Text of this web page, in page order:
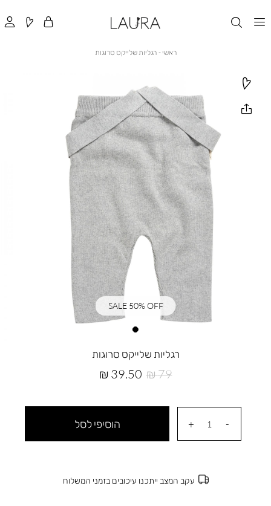
ראשי ראשי
רגליות שלייקס סרוגות
רגליות שלייקס סרוגות
מחיר
39.50 ₪ מחיר
79 ₪
הוסיפי לסל
עקב המצב ייתכנו עיכובים בזמני המשלוח
SALE 50% OFF